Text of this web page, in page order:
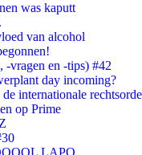
was kaputt
van alcohol
vragen en -tips) #42
day incoming?
internationale rechtsorde
op Prime
LAPO